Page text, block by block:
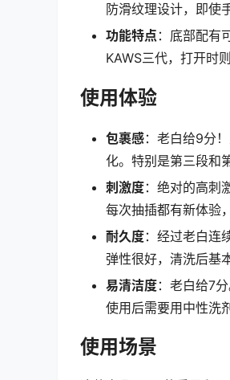
防滑纹理设计，即使
功能特点 ：底部配有
KAWS三代，打开时
使用体验
包裹感：老白给9分
化。特别是第三段和
刺激度：绝对的高刺
每次抽插都有新体验
耐久度：经过老白连
弹性很好，清洗后基
易清洁度：老白给7
使用后需要用中性洗
使用场景